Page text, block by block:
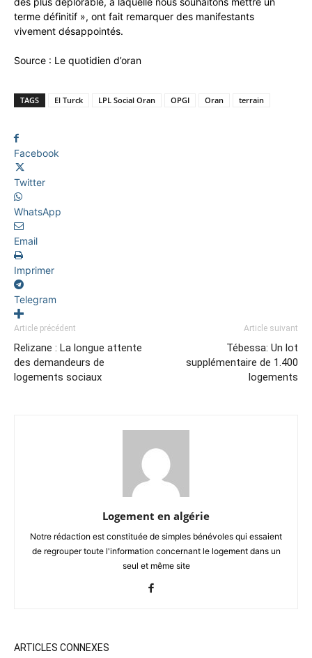
terme définitif », ont fait remarquer des manifestants
vivement désappointés.
Source : Le quotidien d’oran
TAGS El Turck LPL Social Oran OPGI Oran terrain
Facebook
Twitter
WhatsApp
Email
Imprimer
Telegram
Article précédent
Relizane : La longue attente
des demandeurs de
logements sociaux
Article suivant
Tébessa: Un lot
supplémentaire de 1.400
logements
Logement en algérie
Notre rédaction est constituée de simples bénévoles qui essaient
de regrouper toute l'information concernant le logement dans un
seul et même site
ARTICLES CONNEXES